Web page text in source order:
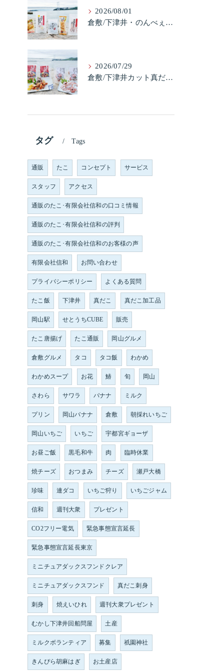
2026/08/01
倉敷/下津井・のんべぇ5品セット（たこちく、たこ玉、味付のり、串酢だこ、味付けけやわらか真だこチーズ）3歳のお子様も大好きなんですよ。
2026/07/29
倉敷/下津井カット真だこ＆倉敷/下津井真だこ唐揚げ・セット人気です。
タグ Tags
通販 たこ コンセプト サービス
スタッフ アクセス
通販のたこ･有限会社信和の口コミ情報
通販のたこ･有限会社信和の評判
通販のたこ･有限会社信和のお客様の声
有限会社信和 お問い合わせ
プライバシーポリシー よくある質問
たこ飯 下津井 真だこ 真だこ加工品
岡山駅 せとうちCUBE 販売
たこ唐揚げ たこ通販 岡山グルメ
倉敷グルメ タコ タコ飯 わかめ
わかめスープ お花 鰆 旬 岡山
さわら サワラ バナナ ミルク
プリン 岡山バナナ 倉敷 朝採れいちご
岡山いちご いちご 宇都宮ギョーザ
お昼ご飯 黒毛和牛 肉 臨時休業
焼チーズ おつまみ チーズ 瀬戸大橋
珍味 連ダコ いちご狩り いちごジャム
信和 週刊大衆 プレゼント
CO2フリー電気 緊急事態宣言延長
緊急事態宣言延長東京
ミニチュアダックスフンドクレア
ミニチュアダックスフンド 真だこ刺身
刺身 焼えいひれ 週刊大衆プレゼント
むかし下津井回船問屋 土産
ミルクボランティア 募集 祇園神社
きんぴら胡麻はぎ お土産店